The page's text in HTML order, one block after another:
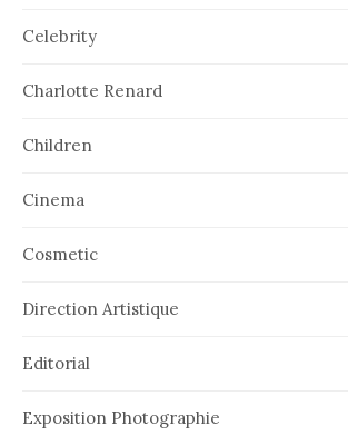
Celebrity
Charlotte Renard
Children
Cinema
Cosmetic
Direction Artistique
Editorial
Exposition Photographie